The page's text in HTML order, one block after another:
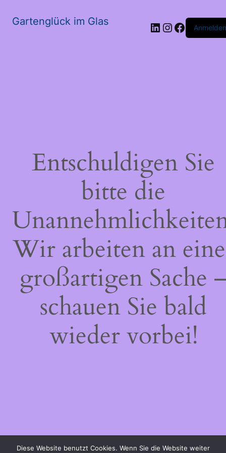
Gartenglück im Glas LinkedIn
Instagram
Anmelden
Entschuldigen Sie
bitte die
Wir arbeiten an
großartigen Sache
schauen Sie bald
wieder vorbei!
Diese Website benutzt Cookies. Wenn Sie die Website weiter